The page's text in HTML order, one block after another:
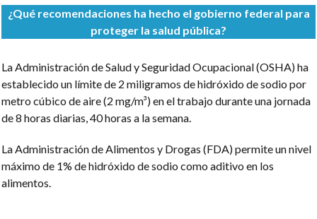
¿Qué recomendaciones ha hecho el gobierno federal para
proteger la salud pública?
La Administración de Salud y Seguridad Ocupacional (OSHA) ha
establecido un límite de 2 miligramos de hidróxido de sodio por
metro cúbico de aire (2 mg/m³) en el trabajo durante una jornada
de 8 horas diarias, 40 horas a la semana.
La Administración de Alimentos y Drogas (FDA) permite un nivel
máximo de 1% de hidróxido de sodio como aditivo en los
alimentos.